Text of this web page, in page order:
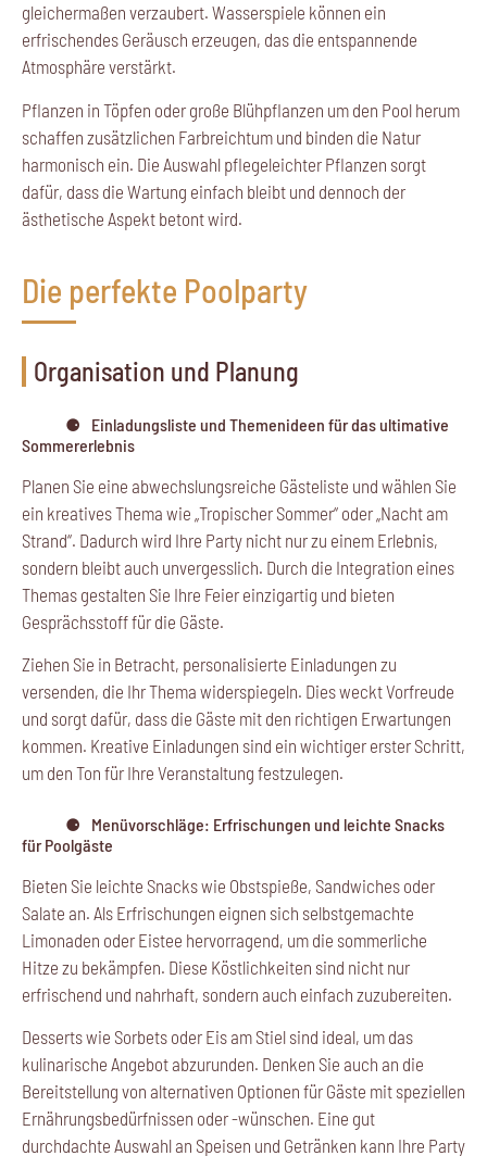
gleichermaßen verzaubert. Wasserspiele können ein
erfrischendes Geräusch erzeugen, das die entspannende
Atmosphäre verstärkt.
Pflanzen in Töpfen oder große Blühpflanzen um den Pool herum
schaffen zusätzlichen Farbreichtum und binden die Natur
harmonisch ein. Die Auswahl pflegeleichter Pflanzen sorgt
dafür, dass die Wartung einfach bleibt und dennoch der
ästhetische Aspekt betont wird.
Die perfekte Poolparty
Organisation und Planung
Einladungsliste und Themenideen für das ultimative
Sommererlebnis
Planen Sie eine abwechslungsreiche Gästeliste und wählen Sie
ein kreatives Thema wie „Tropischer Sommer“ oder „Nacht am
Strand“. Dadurch wird Ihre Party nicht nur zu einem Erlebnis,
sondern bleibt auch unvergesslich. Durch die Integration eines
Themas gestalten Sie Ihre Feier einzigartig und bieten
Gesprächsstoff für die Gäste.
Ziehen Sie in Betracht, personalisierte Einladungen zu
versenden, die Ihr Thema widerspiegeln. Dies weckt Vorfreude
und sorgt dafür, dass die Gäste mit den richtigen Erwartungen
kommen. Kreative Einladungen sind ein wichtiger erster Schritt,
um den Ton für Ihre Veranstaltung festzulegen.
Menüvorschläge: Erfrischungen und leichte Snacks
für Poolgäste
Bieten Sie leichte Snacks wie Obstspieße, Sandwiches oder
Salate an. Als Erfrischungen eignen sich selbstgemachte
Limonaden oder Eistee hervorragend, um die sommerliche
Hitze zu bekämpfen. Diese Köstlichkeiten sind nicht nur
erfrischend und nahrhaft, sondern auch einfach zuzubereiten.
Desserts wie Sorbets oder Eis am Stiel sind ideal, um das
kulinarische Angebot abzurunden. Denken Sie auch an die
Bereitstellung von alternativen Optionen für Gäste mit speziellen
Ernährungsbedürfnissen oder -wünschen. Eine gut
durchdachte Auswahl an Speisen und Getränken kann Ihre Party